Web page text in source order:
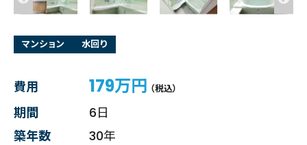
マンション 水回り
費用 179万円 （税込）
期間
6日
築年数
30年